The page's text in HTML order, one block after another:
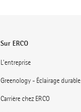
Sur ERCO
L'entreprise
Greenology - Éclairage durable
Carrière chez ERCO